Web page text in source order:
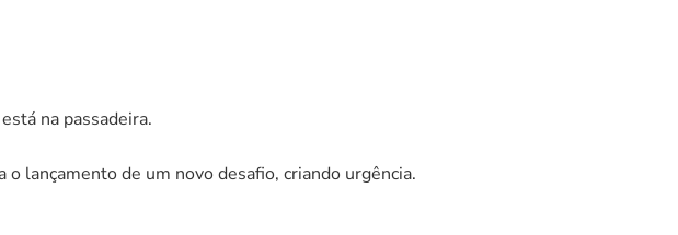
na passadeira.
lançamento de um novo desafio, criando urgência.